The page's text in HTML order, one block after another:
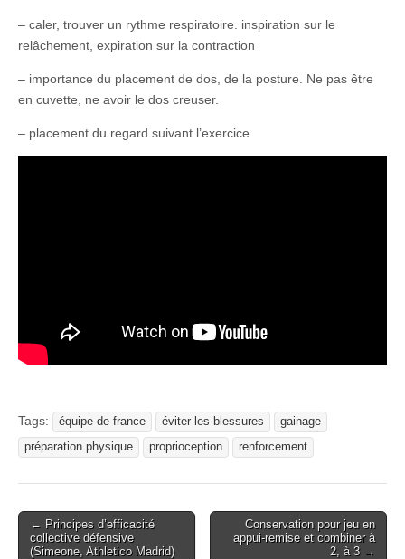
– caler, trouver un rythme respiratoire. inspiration sur le
relâchement, expiration sur la contraction
– importance du placement de dos, de la posture. Ne pas être
en cuvette, ne avoir le dos creuser.
– placement du regard suivant l’exercice.
Tags: équipe de france éviter les blessures
gainage
préparation physique
proprioception renforcement
Post
navigation
← Principes d’efficacité
collective défensive
(Simeone, Athletico Madrid)
Conservation pour jeu en
appui-remise et combiner à
2, à 3 →